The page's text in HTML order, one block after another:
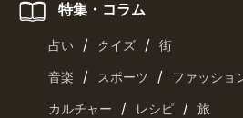
特集・コラム
占い / クイズ / 街
音楽 / スポーツ / ファッショ
カルチャー / レシピ / 旅